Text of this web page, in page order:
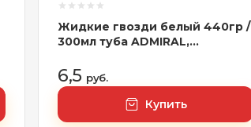
Жидкие гвозди белый 440гр /
300мл туба ADMIRAL,
6,5 руб.
Купить